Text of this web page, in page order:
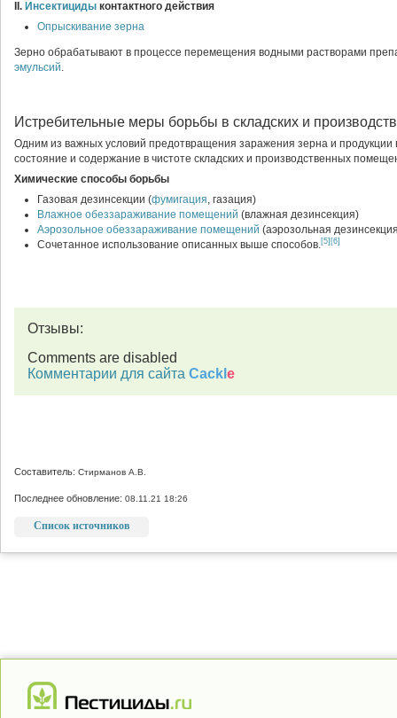
II. Инсектициды контактного действия
Опрыскивание зерна
Зерно обрабатывают в процессе перемещения водными растворами
эмульсий.
Истребительные меры борьбы в складских и
Одним из важных условий предотвращения заражения зерна и
состояние и содержание в чистоте складских и производственных
Химические способы борьбы
Газовая дезинсекции (фумигация, газация)
Влажное обеззараживание помещений (влажная дезинсекция)
Аэрозольное обеззараживание помещений (аэрозольная
Сочетанное использование описанных выше способов.[5] [6]
Отзывы:
Comments are disabled
Комментарии для сайта Cackl e
Составитель: Стирманов А.В.
Последнее обновление: 08.11.21 18:26
Список источников